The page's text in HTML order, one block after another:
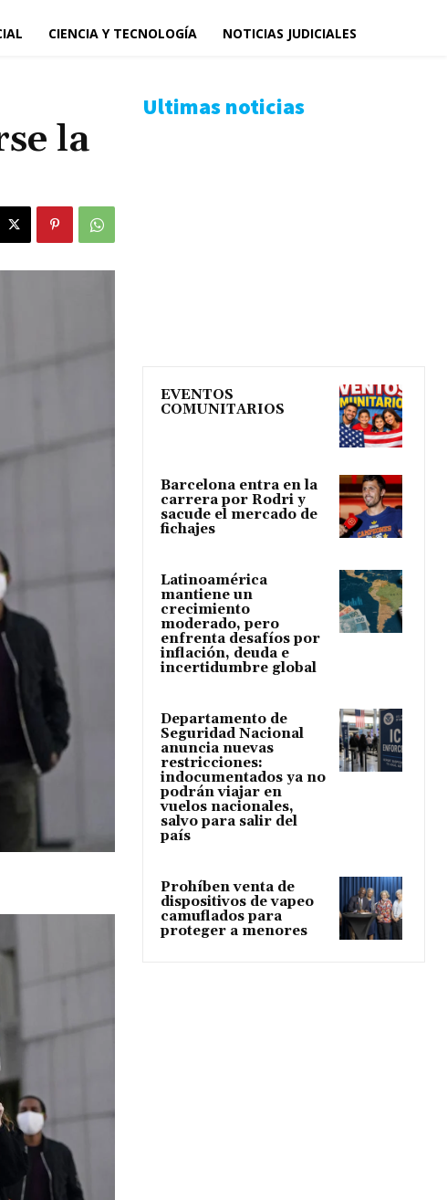
CIENCIA Y TECNOLOGÍA NOTICIAS JUDICIALES
la
Ultimas noticias
EVENTOS
COMUNITARIOS
Barcelona entra en la
carrera por Rodri y
sacude el mercado de
fichajes
Latinoamérica
mantiene un
crecimiento
moderado, pero
enfrenta desafíos por
inflación, deuda e
incertidumbre global
Departamento de
Seguridad Nacional
anuncia nuevas
restricciones:
indocumentados ya no
podrán viajar en
vuelos nacionales,
salvo para salir del
país
Prohíben venta de
dispositivos de vapeo
camuflados para
proteger a menores